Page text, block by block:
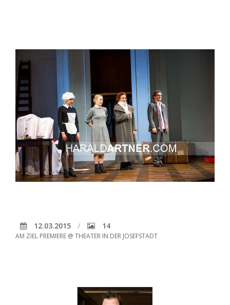
12.03.2015 14
AM ZIEL PREMIERE @ THEATER IN DER JOSEFSTADT